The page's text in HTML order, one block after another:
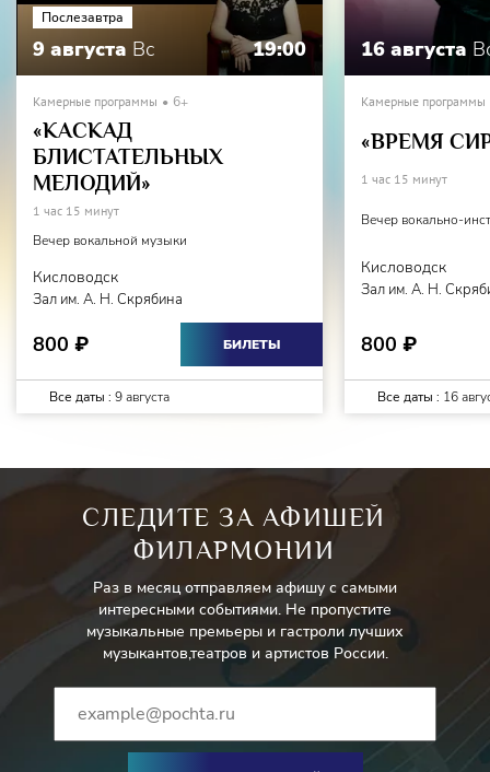
Послезавтра
9 августа Вс 19:00
Камерные программы 6+
«КАСКАД
БЛИСТАТЕЛЬНЫХ
МЕЛОДИЙ»
1 час 15 минут
Вечер вокальной музыки
Кисловодск
Зал им. А. Н. Скрябина
800 ₽ БИЛЕТЫ
Все даты : 9 августа
16 августа
Камерные программы
«ВРЕМЯ
1 час 15 минут
Вечер вокально-
Кисловодск
Зал им. А. Н.
800 ₽
Все даты : 16
СЛЕДИТЕ ЗА АФИШЕЙ
ФИЛАРМОНИИ
Раз в месяц отправляем афишу с самыми
интересными событиями. Не пропустите
музыкальные премьеры и гастроли лучших
музыкантов,театров и артистов России.